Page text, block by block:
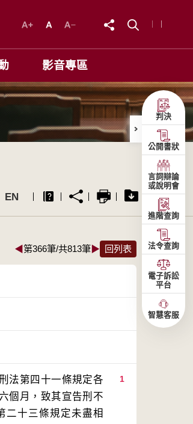
影音專區
EN
◀第366筆/共813筆▶ 回列表
1
法第四十一條規定各
個月，致其宣告刑不
二十三條規定未盡相
判決
公開書狀
言詞辯論
或說明會
進階查詢
法令查詢
電子訴訟
平台
智慧客服